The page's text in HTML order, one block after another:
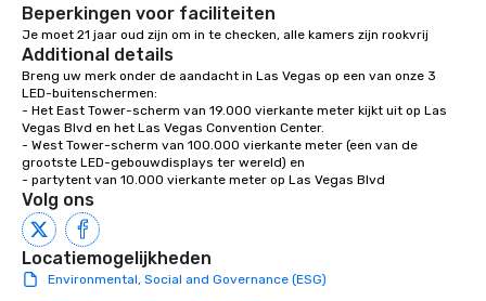
Beperkingen voor faciliteiten
Je moet 21 jaar oud zijn om in te checken, alle kamers zijn rookvrij
Additional details
Breng uw merk onder de aandacht in Las Vegas op een van onze 3
LED-buitenschermen:
- Het East Tower-scherm van 19.000 vierkante meter kijkt uit op Las
Vegas Blvd en het Las Vegas Convention Center.
- West Tower-scherm van 100.000 vierkante meter (een van de
grootste LED-gebouwdisplays ter wereld) en
- partytent van 10.000 vierkante meter op Las Vegas Blvd
Volg ons
Locatiemogelijkheden
Environmental, Social and Governance (ESG)